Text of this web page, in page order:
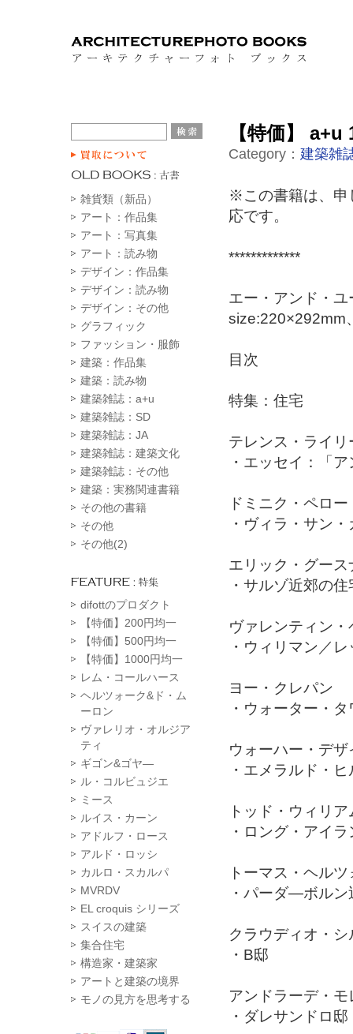
雑貨類（新品）
アート：作品集
アート：写真集
アート：読み物
デザイン：作品集
デザイン：読み物
デザイン：その他
グラフィック
ファッション・服飾
建築：作品集
建築：読み物
建築雑誌：a+u
建築雑誌：SD
建築雑誌：JA
建築雑誌：建築文化
建築雑誌：その他
建築：実務関連書籍
その他の書籍
その他
その他(2)
difottのプロダクト
【特価】200円均一
【特価】500円均一
【特価】1000円均一
レム・コールハース
ヘルツォーク&ド・ム
ーロン
ヴァレリオ・オルジア
ティ
ギゴン&ゴヤ―
ル・コルビュジエ
ミース
ルイス・カーン
アドルフ・ロース
アルド・ロッシ
カルロ・スカルパ
MVRDV
EL croquis シリーズ
スイスの建築
集合住宅
構造家・建築家
アートと建築の境界
モノの見方を思考する
【特価】
Category： 建築雑
※この書籍は、申
応です。
*************
エー・アンド・
size:220×292mm
目次
特集：住宅
テレンス・ライリ
・エッセイ：「
ドミニク・ペロー
・ヴィラ・サン
エリック・グース
・サルゾ近郊の住
ヴァレンティン
・ウィリマン／
ヨー・クレパン
・ウォーター・
ウォーハー・デザ
・エメラルド・
トッド・ウィリ
・ロング・アイ
トーマス・ヘル
・パーダ―ボル
クラウディオ・
・B邸
アンドラーデ・
・ダレサンドロ邸